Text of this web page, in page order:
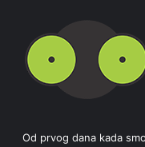
Od prvog dana kada